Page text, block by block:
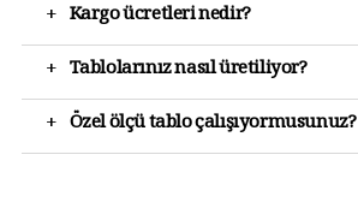
+ Kargo ücretleri nedir?
+ Tablolarınız nasıl üretiliyor?
+ Özel ölçü tablo çalışıyormusunuz?